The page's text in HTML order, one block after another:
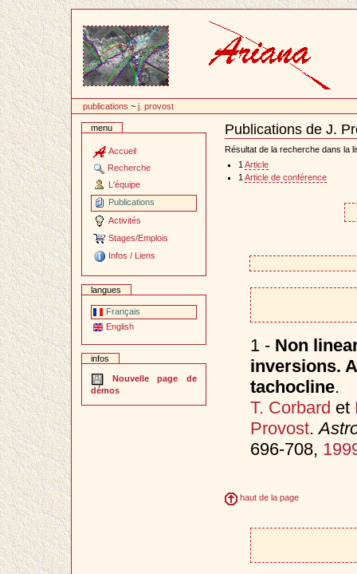
contenu
publications ~j. provost
menu
Accueil
Recherche
L'équipe
Publications
Activités
Stages/Emplois
Infos / Liens
langues
Français
English
infos
Nouvelle page de
démos
Publications de J.
Document
Actions
Résultat de la recherche dans la
1 Article
1 Article de conférence
1 - Non
inversions.
tachocline.
T. Corbard et
Provost.
696-708,
haut de la page